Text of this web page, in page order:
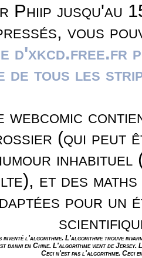
Phiip jusqu'au
vous
d'xkcd.free.fr
de tous les
(qui peut
inhabituel
et des maths
pour un
inventé l'algorithme. L'algorithme trouve
banni en Chine. L'algorithme vient de Jersey.
Ceci n'est pas l'algorithme. Ceci